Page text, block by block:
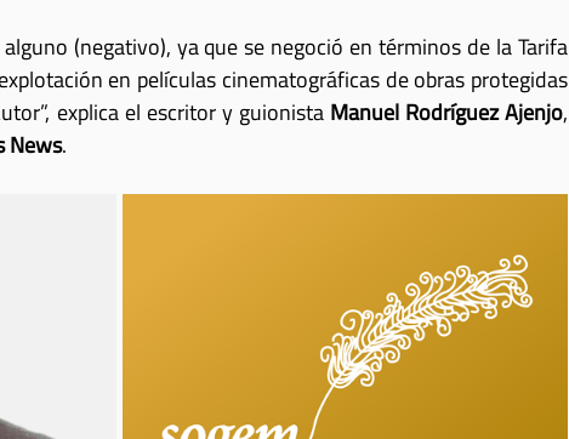
(negativo), ya que se negoció en términos de la Tarifa
en películas cinematográficas de obras protegidas
explica el escritor y guionista Manuel Rodríguez Ajenjo,
News.